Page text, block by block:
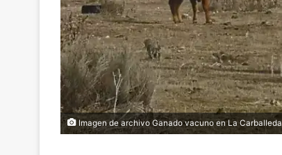
Imagen de archivo Ganado vacuno en La Carballeda